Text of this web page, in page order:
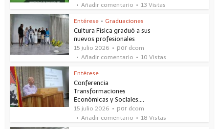
Añadir comentario
13 Vistas
Entérese • Graduaciones
Cultura Física graduó a sus
nuevos profesionales
15 julio 2026 por dcom
Añadir comentario
10 Vistas
Entérese
Conferencia
Transformaciones
Económicas y Sociales:...
15 julio 2026 por dcom
Añadir comentario
18 Vistas